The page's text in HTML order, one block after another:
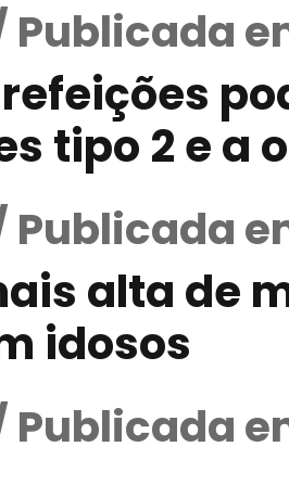
tipo 2 e a
alta de
idosos